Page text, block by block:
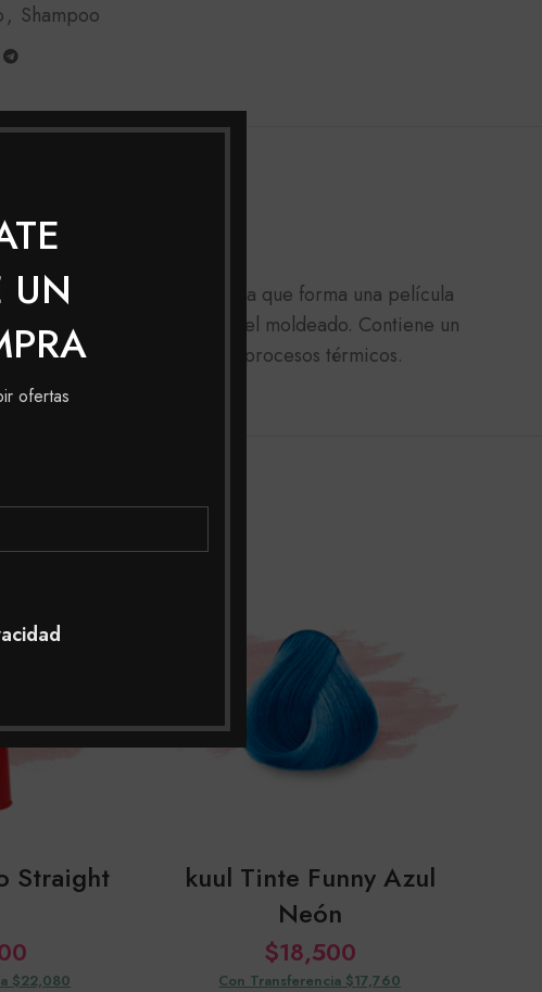
UN
ofertas
, Shampoo
Hidrolizado de Quinua que forma una película
el color y facilitando el moldeado. Contiene un
y protegen el cabello en procesos térmicos.
Straight
$22,080
kuul Tinte Funny Azul
Neón
$18,500
Con Transferencia $17,760